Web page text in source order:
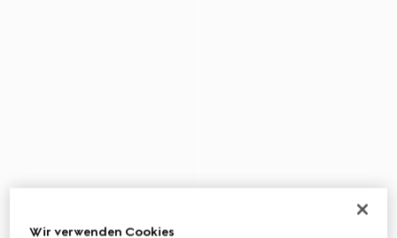
Wir verwenden Cookies